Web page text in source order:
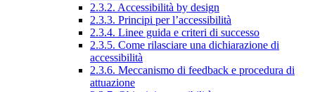
2.3.2. Accessibilità by design
2.3.3. Principi per l’accessibilità
2.3.4. Linee guida e criteri di successo
2.3.5. Come rilasciare una dichiarazione di
accessibilità
2.3.6. Meccanismo di feedback e procedura di
attuazione